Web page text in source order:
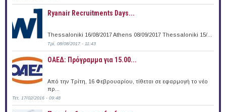
Ryanair Recruitments Days...
Thessaloniki 16/08/2017 Athens 08/09/2017 Thessaloniki 15/...
Τρί, 08/08/2017 - 11:43
ΟΑΕΔ: Πρόγραμμα για 15.00...
Από την Τρίτη, 16 Φεβρουαρίου, τίθεται σε εφαρμογή το νέο
πρ...
Τετ, 17/02/2016 - 09:48